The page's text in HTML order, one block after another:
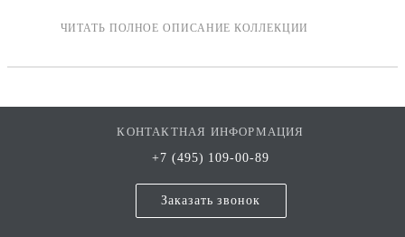
КОНТАКТНАЯ ИНФОРМАЦИЯ
+7 (495) 109-00-89
Заказать звонок